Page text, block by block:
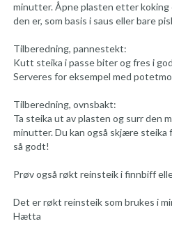
minutter. Åpne plasten etter koking
den er, som basis i saus eller bare
Tilberedning, pannestekt:
Kutt steika i passe biter og fres i
Serveres for eksempel med
Tilberedning, ovnsbakt:
Ta steika ut av plasten og surr den
minutter. Du kan også skjære steika
så godt!
Prøv også røkt reinsteik i finnbiff
Det er røkt reinsteik som brukes i
Hætta